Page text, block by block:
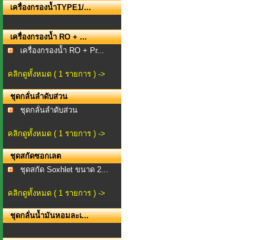
เครื่องกรองน้ำTYPE1/...
เครื่องกรองน้ำ RO + ...
เครื่องกรองน้ำ RO + Pr...
คลิกดูทั้งหมด ( 1 รายการ ) ->
ชุดกลั่นลำดับส่วน
ชุดกลั่นลำดับส่วน
คลิกดูทั้งหมด ( 1 รายการ ) ->
ชุดสกัดซอกเลต
ชุดสกัด Soxhlet ขนาด 2...
คลิกดูทั้งหมด ( 1 รายการ ) ->
ชุดกลั่นน้ำมันหอมละเ...